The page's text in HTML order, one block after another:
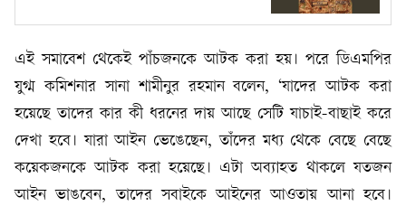
এই সমাবেশ থেকেই পাঁচজনকে আটক করা হয়। পরে ডিএমপির
যুগ্ম কমিশনার সানা শামীনুর রহমান বলেন, ‘যাদের আটক করা
হয়েছে তাদের কার কী ধরনের দায় আছে সেটি যাচাই-বাছাই করে
দেখা হবে। যারা আইন ভেঙেছেন, তাঁদের মধ্য থেকে বেছে বেছে
কয়েকজনকে আটক করা হয়েছে। এটা অব্যাহত থাকলে যতজন
আইন ভাঙবেন, তাদের সবাইকে আইনের আওতায় আনা হবে।